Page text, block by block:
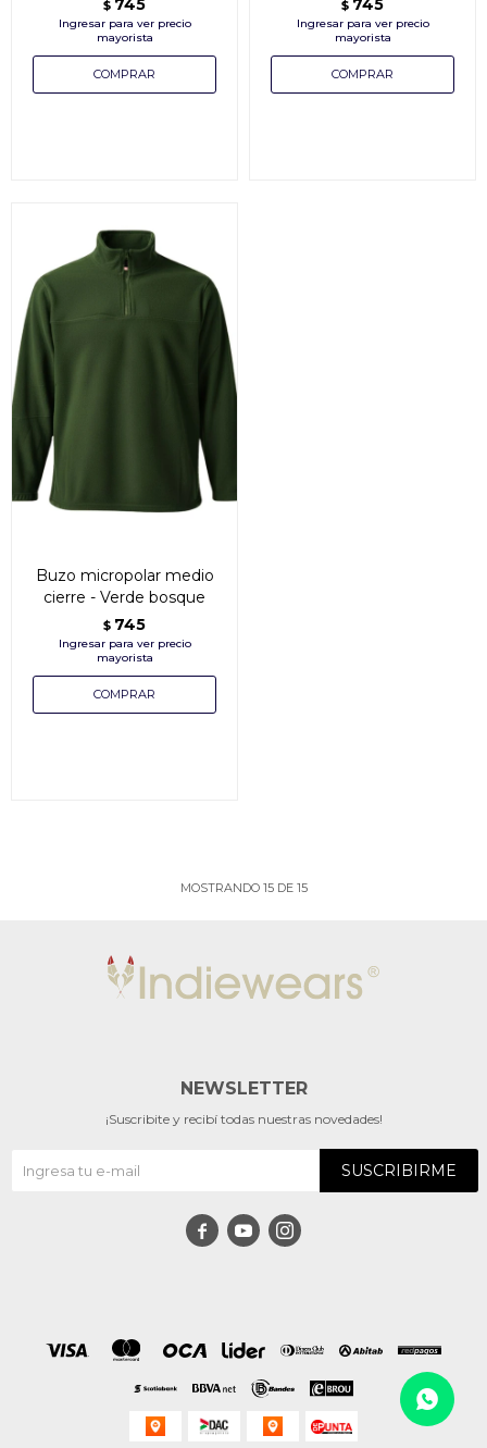
$ $
Buzo micropolar medio
cierre - Verde bosque
$ 745
MOSTRANDO 15DE 15
NEWSLETTER
¡Suscribite y recibí todas nuestras novedades!
SUSCRIBIRME
  